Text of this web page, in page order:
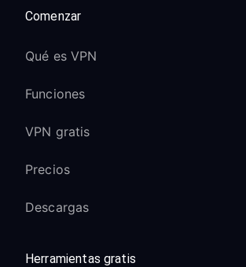
Comenzar
Qué es VPN
Funciones
VPN gratis
Precios
Descargas
Herramientas gratis